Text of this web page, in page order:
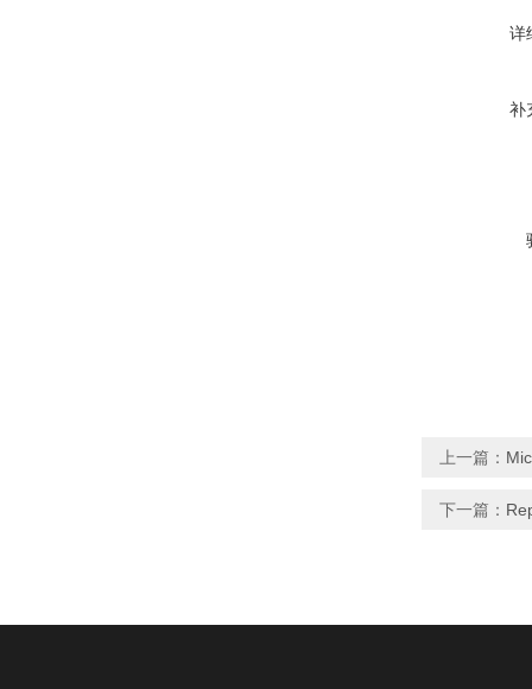
详
补
上一篇：
下一篇：